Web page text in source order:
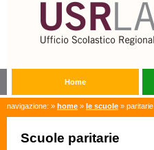
Home
navigazione: » home » le scuole » paritarie
Scuole paritarie